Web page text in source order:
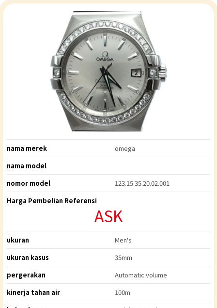
nama merek
omega
nama model
nomor model
123.15.35.20.02.001
Harga Pembelian Referensi
ASK
ukuran
Men's
ukuran kasus
35mm
pergerakan
Automatic volume
kinerja tahan air
100m